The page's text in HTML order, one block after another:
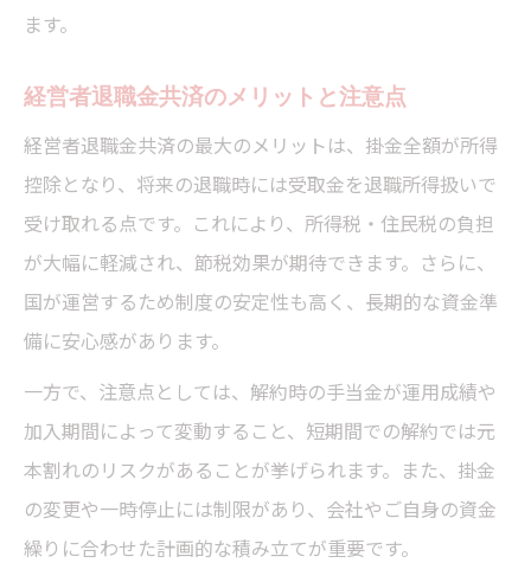
ます。
経営者退職金共済のメリットと注意点
経営者退職金共済の最大のメリットは、掛金全額が所得
控除となり、将来の退職時には受取金を退職所得扱いで
受け取れる点です。これにより、所得税・住民税の負担
が大幅に軽減され、節税効果が期待できます。さらに、
国が運営するため制度の安定性も高く、長期的な資金準
備に安心感があります。
一方で、注意点としては、解約時の手当金が運用成績や
加入期間によって変動すること、短期間での解約では元
本割れのリスクがあることが挙げられます。また、掛金
の変更や一時停止には制限があり、会社やご自身の資金
繰りに合わせた計画的な積み立てが重要です。